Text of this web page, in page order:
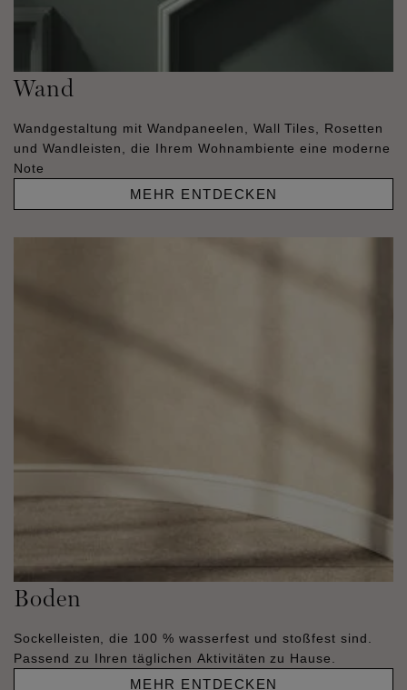
Wand
Wandgestaltung mit Wandpaneelen, Wall Tiles, Rosetten
und Wandleisten, die Ihrem Wohnambiente eine moderne
Note
MEHR ENTDECKEN
Boden
Sockelleisten, die 100 % wasserfest und stoßfest sind.
Passend zu Ihren täglichen Aktivitäten zu Hause.
MEHR ENTDECKEN